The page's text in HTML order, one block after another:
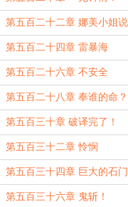
第五百二十二章 娜美小姐说
第五百二十四章 雷暴海
第五百二十六章 不安全
第五百二十八章 奉谁的命？
第五百三十章 破译完了！
第五百三十二章 怜悯
第五百三十四章 巨大的石门
第五百三十六章 鬼斩！